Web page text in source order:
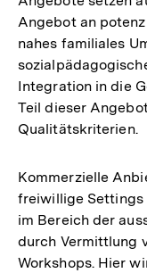
Angebot an
nahes familiales
Integration in die
Teil dieser
Qualitätskriterien.
Kommerzielle
freiwillige Settings
im Bereich der
durch Vermittlung
Workshops. Hier